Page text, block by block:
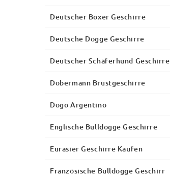
Deutscher Boxer Geschirre
Deutsche Dogge Geschirre
Deutscher Schäferhund Geschirre
Dobermann Brustgeschirre
Dogo Argentino
Englische Bulldogge Geschirre
Eurasier Geschirre Kaufen
Französische Bulldogge Geschirr